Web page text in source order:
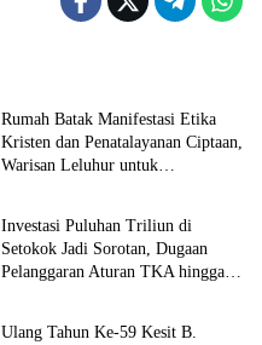
Rumah Batak Manifestasi Etika
Kristen dan Penatalayanan Ciptaan,
Warisan Leluhur untuk
Berita
Investasi Puluhan Triliun di
Setokok Jadi Sorotan, Dugaan
Pelanggaran Aturan TKA hingga
Berita
Ulang Tahun Ke-59 Kesit B.